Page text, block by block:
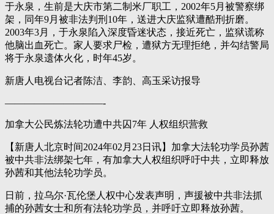
于永泉，生前是大庆市第二制米厂职工，2002年5月被警察绑
架，同年9月被非法判刑10年，送进大庆监狱遭酷刑折磨。
2003年3月，于永泉陷入深度昏迷状态，接近死亡，监狱谎称
他脑出血死亡。家人要求尸检，遭狱方无理拒绝，并勾结警局
将于永泉遗体火化，时年45岁。
新唐人电视台记者陈洁、李韵、高玉采访报导
——————————-
加拿大公民炼法轮功遭中共囚7年 人权组织营救
【新唐人北京时间2024年02月23日讯】加拿大法轮功学员孙茜
被中共非法绑架七年，有加拿大人权组织呼吁中共，立即释放
孙茜和其他法轮功学员。
日前，拉乌尔·瓦伦堡人权中心发表声明，声援被中共非法抓
捕的孙茜女士和所有法轮功学员，并呼吁立即释放孙茜。